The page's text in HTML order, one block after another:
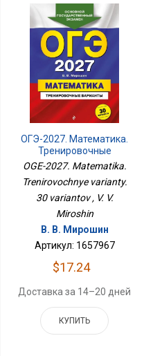
ОГЭ-2027. Математика.
Тренировочные
Варианты. 30 Вариантов
OGE-2027. Matematika.
Trenirovochnye varianty.
30 variantov , V. V.
Miroshin
В. В. Мирошин
Артикул: 1657967
$17.24
Доставка за 14–20 дней
КУПИТЬ